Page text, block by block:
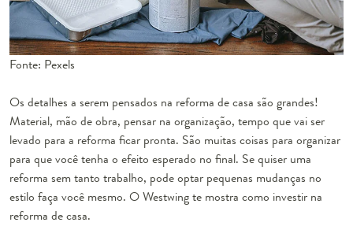
Fonte: Pexels
Os detalhes a serem pensados na reforma de casa são grandes!
Material, mão de obra, pensar na organização, tempo que vai ser
levado para a reforma ficar pronta. São muitas coisas para organizar
para que você tenha o efeito esperado no final. Se quiser uma
reforma sem tanto trabalho, pode optar pequenas mudanças no
estilo faça você mesmo. O Westwing te mostra como investir na
reforma de casa.